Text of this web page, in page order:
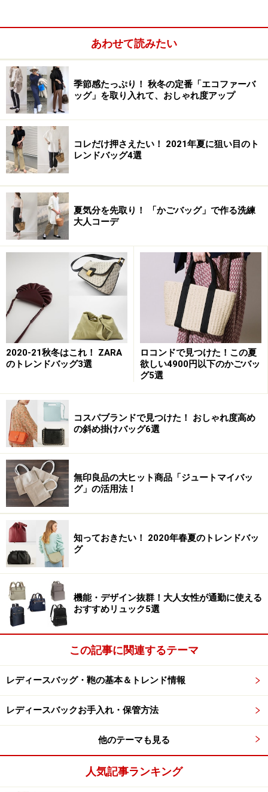
一方、革のお手入れに詳しくないと、初心者には難し
い？ または、面倒なのでは？ と敬遠しがちですが、実
はだれでもとても簡単にできてしまいます。とくに、女
性にとって革バッグのお手入れは、お肌のお手入れと同
じ感覚できっと馴染み深いはず。
今回は、手軽にできる革バッグ&革製品のお手入れ方法
をレクチャーします。
革バッグのお手入れは、「お肌」のお手入
れと同じ
お手入れはツーステップで完了
革バッグ、革製品のお手入れは、基本的にはお肌のお手
入れと同じです。女性にとって、スキンケアが必要なの
と同じように、革バッグにも清潔さと適度なケアが必要
なので、一ヶ月に一回くらいのペースで行いましょう。
・STEP1 汚れを落とす
ブラシや乾いた布、汚れ落としなどでホコリや汚れを取
り除く
それぞれの革に合った栄養クリームを塗って保湿する
手順は以上です！
さっそく具体的にこの二つのお手入れ方法をレクチャー
したいと思います。
STEP1 汚れを落とす
あわせて読みたい
季節感たっぷり！ 秋冬の定番「エコファーバ
ッグ」を取り入れて、おしゃれ度アップ
コレだけ押さえたい！ 2021年夏に狙い目のト
レンドバッグ4選
夏気分を先取り！ 「かごバッグ」で作る洗練
大人コーデ
2020-21秋冬はこれ！ ZARA
のトレンドバッグ3選
ロコンドで見つけた！この夏
欲しい4900円以下のかごバッ
グ5選
コスパブランドで見つけた！ おしゃれ度高め
の斜め掛けバッグ6選
無印良品の大ヒット商品「ジュートマイバッ
グ」の活用法！
知っておきたい！ 2020年春夏のトレンドバッ
グ
機能・デザイン抜群！大人女性が通勤に使える
おすすめリュック5選
この記事に関連するテーマ
レディースバッグ・鞄の基本＆トレンド情報
レディースバックお手入れ・保管方法
他のテーマも見る
人気記事ランキング